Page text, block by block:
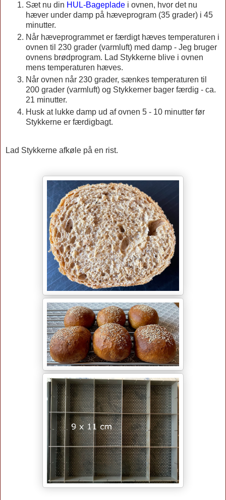
Sæt nu din HUL-Bageplade i ovnen, hvor det nu
hæver under damp på hæveprogram (35 grader) i 45
minutter.
Når hæveprogrammet er færdigt hæves temperaturen i
ovnen til 230 grader (varmluft) med damp - Jeg bruger
ovnens brødprogram. Lad Stykkerne blive i ovnen
mens temperaturen hæves.
Når ovnen når 230 grader, sænkes temperaturen til
200 grader (varmluft) og Stykkerner bager færdig - ca.
21 minutter.
Husk at lukke damp ud af ovnen 5 - 10 minutter før
Stykkerne er færdigbagt.
Lad Stykkerne afkøle på en rist.